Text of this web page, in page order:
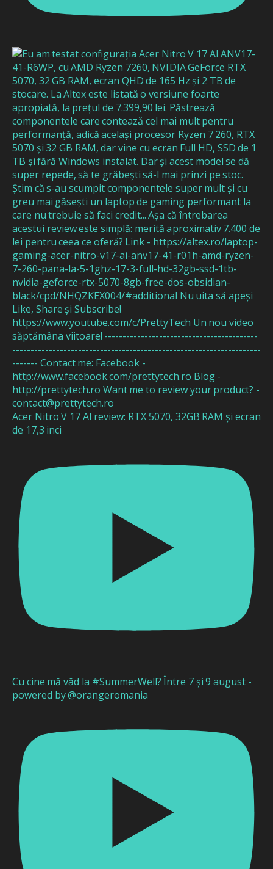
Acer Nitro V 17 AI review: RTX 5070, 32GB RAM și ecran
de 17,3 inci
Cu cine mă văd la #SummerWell? Între 7 și 9 august -
powered by @orangeromania